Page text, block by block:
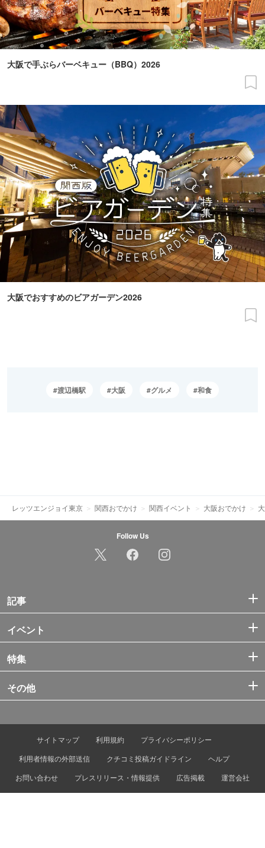
大阪で手ぶらバーベキュー（BBQ）2026
大阪でおすすめのビアガーデン2026
渡辺橋駅 大阪 グルメ 和食
レッツエンジョイ東京 関西おでかけ 関西イベント 大阪おでかけ
Follow Us
記事
イベント
特集
その他
サイトマップ 利用規約
プライバシーポリシー
利用者情報の外部送信
クチコミ投稿ガイドライン
ヘルプ
お問い合わせ
プレスリリース・情報提供 広告掲載 運営会社